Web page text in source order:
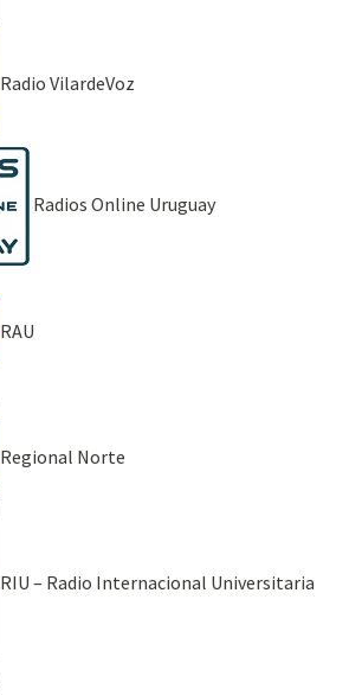
Radio VilardeVoz
Radios Online Uruguay
RAU
Regional Norte
RIU – Radio Internacional Universitaria